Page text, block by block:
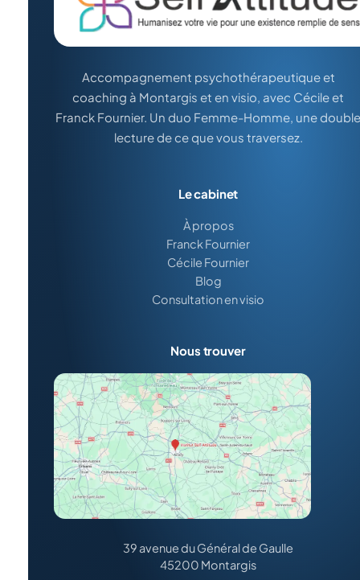
Accompagnement psychothérapeutique et
coaching à Montargis et en visio, avec Cécile et
Franck Fournier. Un duo Femme-Homme, une double
lecture de ce que vous traversez.
Le cabinet
À propos
Franck Fournier
Cécile Fournier
Blog
Consultation en visio
Nous trouver
39 avenue du Général de Gaulle
45200 Montargis